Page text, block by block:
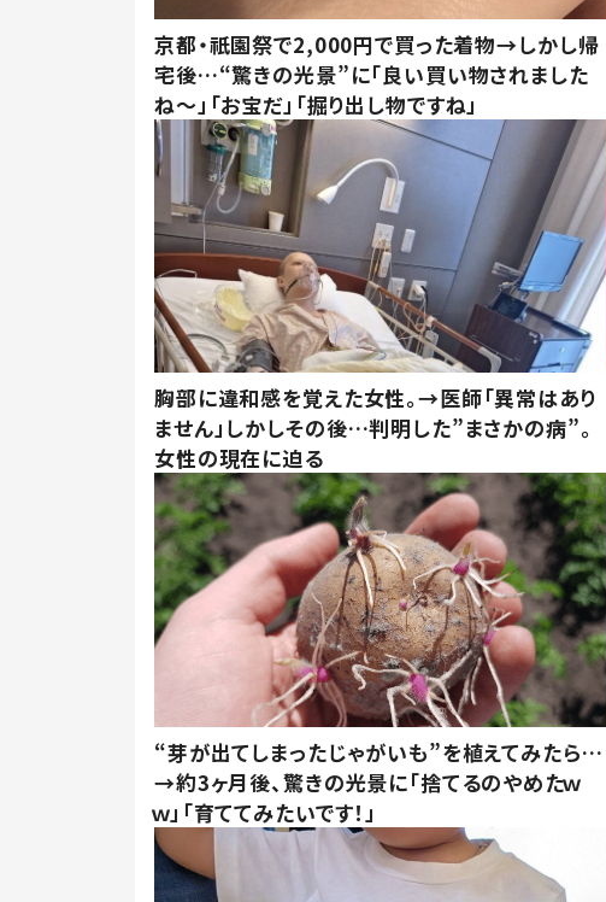
京都・祇園祭で2,000円で買った着物→しかし帰
宅後…“驚きの光景”に「良い買い物されました
ね～」「お宝だ」「掘り出し物ですね」
胸部に違和感を覚えた女性。→医師「異常はあり
ません」しかしその後…判明した”まさかの病”。
女性の現在に迫る
“芽が出てしまったじゃがいも”を植えてみたら…
→約3ヶ月後、驚きの光景に「捨てるのやめたｗ
ｗ」「育ててみたいです！」